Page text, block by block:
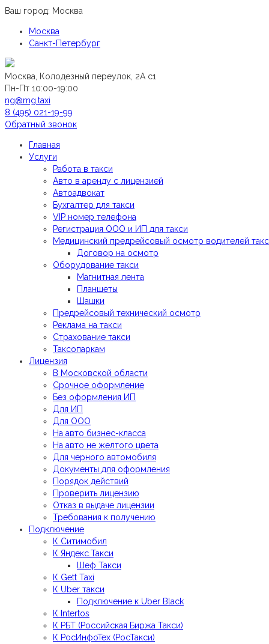
Ваш город: Москва
Москва
Санкт-Петербург
Москва, Колодезный переулок, 2А с1
Пн-Пт 10:00-19:00
ng@mg.taxi
8 (495) 021-19-99
Обратный звонок
Главная
Услуги
Работа в такси
Авто в аренду с лицензией
Автоадвокат
Бухгалтер для такси
VIP номер телефона
Регистрация ООО и ИП для такси
Медицинский предрейсовый осмотр водителей
Договор на осмотр
Оборудование такси
Магнитная лента
Планшеты
Шашки
Предрейсовый технический осмотр
Реклама на такси
Страхование такси
Таксопаркам
Лицензия
В Московской области
Срочное оформление
Без оформления ИП
Для ИП
Для ООО
На авто бизнес-класса
На авто не желтого цвета
Для черного автомобиля
Документы для оформления
Порядок действий
Проверить лицензию
Отказ в выдаче лицензии
Требования к получению
Подключение
К Ситимобил
К Яндекс.Такси
Шеф Такси
К Gett Taxi
К Uber такси
Подключение к Uber Black
К Intertos
К РБТ (Российская Биржа Такси)
К РосИнфоТех (РосТакси)